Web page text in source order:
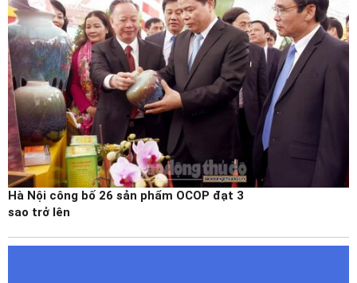
Hà Nội công bố 26 sản phẩm OCOP đạt 3
sao trở lên